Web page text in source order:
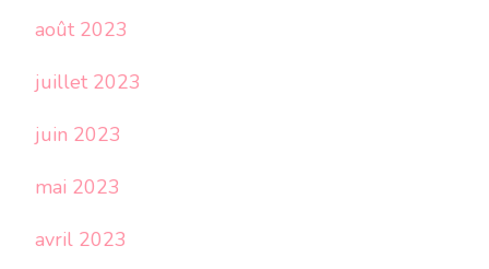
août 2023
juillet 2023
juin 2023
mai 2023
avril 2023